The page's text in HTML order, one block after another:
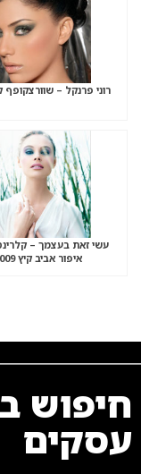
רוני פרנקל – שוורצקופף קיץ
עשי זאת בעצמך –
איפור אביב קיץ 2009
חיפוש
עסקים